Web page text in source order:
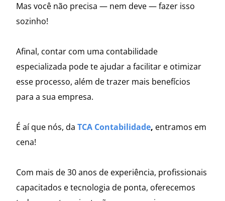
Mas você não precisa — nem deve — fazer isso
sozinho!
Afinal, contar com uma contabilidade
especializada pode te ajudar a facilitar e otimizar
esse processo, além de trazer mais benefícios
para a sua empresa.
É aí que nós, da TCA Contabilidade, entramos em
cena!
Com mais de 30 anos de experiência, profissionais
capacitados e tecnologia de ponta, oferecemos